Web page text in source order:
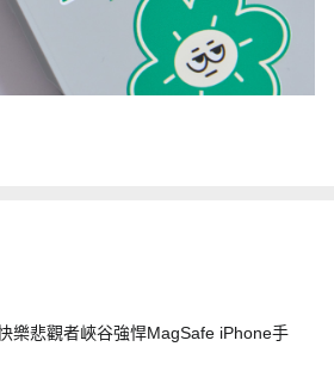
樂悲觀者峽谷強悍MagSafe iPhone手